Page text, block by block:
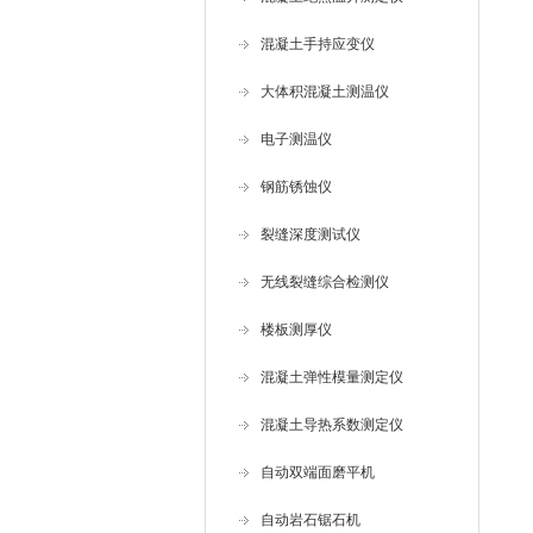
混凝土手持应变仪
大体积混凝土测温仪
电子测温仪
钢筋锈蚀仪
裂缝深度测试仪
无线裂缝综合检测仪
楼板测厚仪
混凝土弹性模量测定仪
混凝土导热系数测定仪
自动双端面磨平机
自动岩石锯石机